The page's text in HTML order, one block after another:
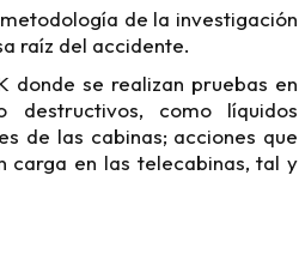
de la investigación
raíz del accidente.
donde se realizan pruebas en
destructivos, como líquidos
de las cabinas; acciones que
carga en las telecabinas, tal y